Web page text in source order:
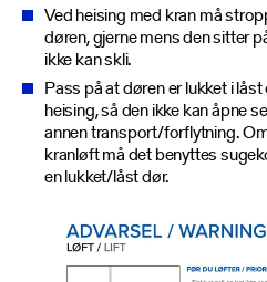
Ved heising med kran må
døren, gjerne mens den sitter
ikke kan skli.
Pass på at døren er lukket i
heising, så den ikke kan åpne
annen transport/forflytning.
kranløft må det benyttes
en lukket/låst dør.